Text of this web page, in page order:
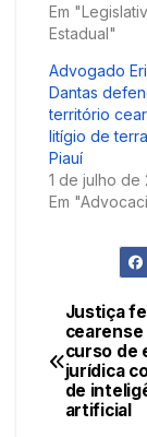
Em
Estadual"
Advogado
Dantas
território
litígio de
Piauí
1 de julho de
Em
de
Post
Justiça
cearense
curso de
jurídica
de
artificial